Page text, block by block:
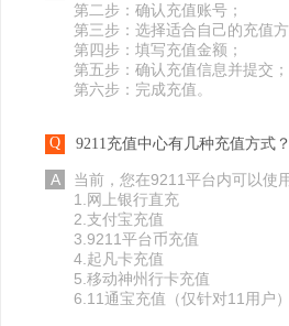
第二步：确认充值账号；
第三步：选择适合自己的充值
第四步：填写充值金额；
第五步：确认充值信息并提交；
第六步：完成充值。
Q 9211充值中心有几种充值方式？
A
当前，您在9211平台内可以使
1.网上银行直充
2.支付宝充值
3.9211平台币充值
4.起凡卡充值
5.移动神州行卡充值
6.11通宝充值（仅针对11用户）